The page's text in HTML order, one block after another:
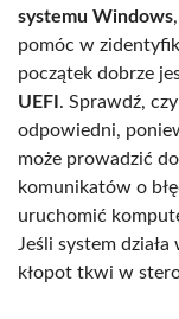
systemu Windows
pomóc w
początek dobrze
UEFI . Sprawdź,
odpowiedni,
może prowadzić
komunikatów o
uruchomić
Jeśli system
kłopot tkwi w